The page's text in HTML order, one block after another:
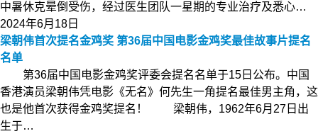
中暑休克晕倒受伤，经过医生团队一星期的专业治疗及悉心…
2024年6月18日
梁朝伟首次提名金鸡奖 第36届中国电影金鸡奖最佳故事片提名
名单
第36届中国电影金鸡奖评委会提名名单于15日公布。中国
香港演员梁朝伟凭电影《无名》何先生一角提名最佳男主角，这
也是他首次获得金鸡奖提名！ 梁朝伟，1962年6月27日出
生于…